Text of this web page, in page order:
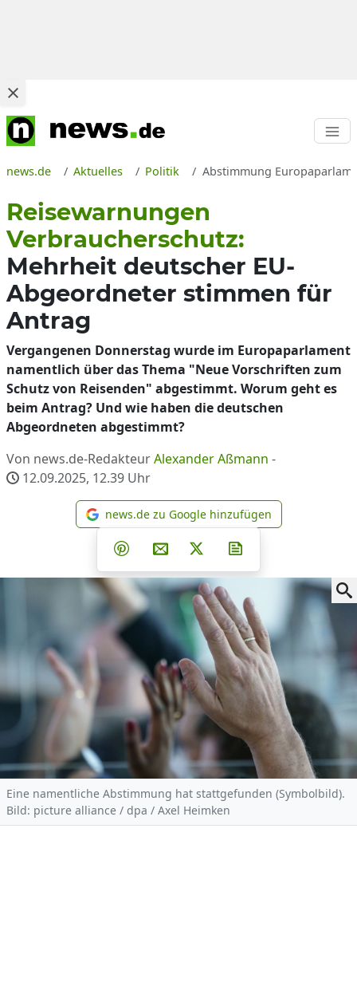
news.de Aktuelles Politik Abstimmung
Reisewarnungen
Verbraucherschutz:
Mehrheit deutscher EU-
Abgeordneter stimmen für
Antrag
Vergangenen Donnerstag wurde im Europaparlament
namentlich über das Thema "Neue Vorschriften zum
Schutz von Reisenden" abgestimmt. Worum geht es
beim Antrag? Und wie haben die deutschen
Abgeordneten abgestimmt?
Von news.de-RedakteurAlexander Aßmann -
12.09.2025, 12.39 Uhr
news.de zu Google
news.de zu Google hinzufügen
Teilen auf Facebook
Teilen auf Whatsapp
Teilen auf Telegram
Teilen auf Pinterest
Per E-Mail teilen
Post auf X
Eine namentliche Abstimmung hat stattgefunden (Symbolbild).
Bild: picture alliance / dpa / Axel Heimken